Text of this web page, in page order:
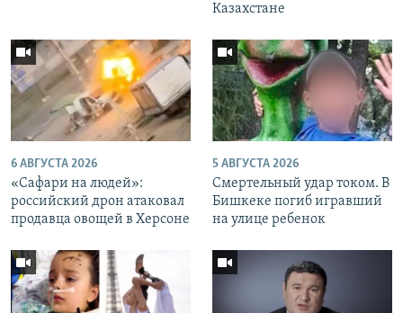
Казахстане
6 АВГУСТА 2026
«Cафари на людей»:
российский дрон атаковал
продавца овощей в Херсоне
5 АВГУСТА 2026
Смертельный удар током. В
Бишкеке погиб игравший
на улице ребенок